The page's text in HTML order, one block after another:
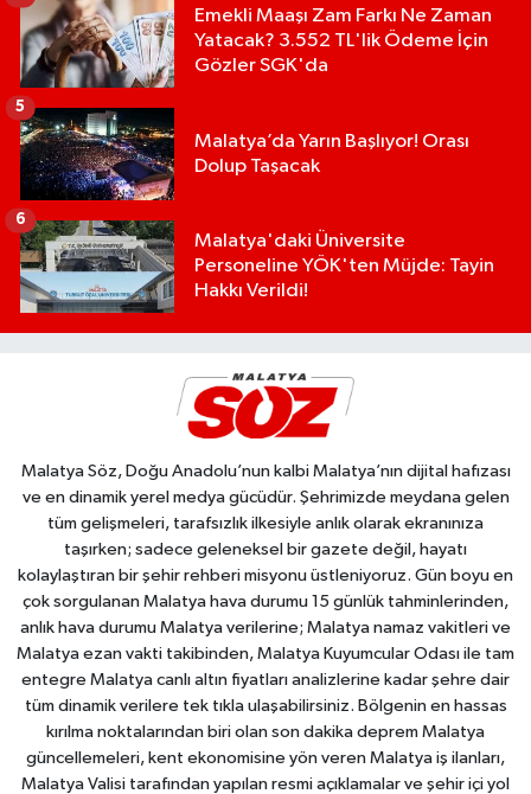
Emekli Maaşı Zam Farkı Ne Zaman
Yatacak? 3.552 TL'lik Ödeme İçin
Gözler SGK'da
Malatya’da Yarın Başlıyor! Orası
Dolup Taşacak
5
Malatya'daki Üniversite
Personeline YÖK'ten Müjde: Tayin
Hakkı Verildi!
6
Malatya Söz, Doğu Anadolu’nun kalbi Malatya’nın dijital hafızası
ve en dinamik yerel medya gücüdür. Şehrimizde meydana gelen
tüm gelişmeleri, tarafsızlık ilkesiyle anlık olarak ekranınıza
taşırken; sadece geleneksel bir gazete değil, hayatı
kolaylaştıran bir şehir rehberi misyonu üstleniyoruz. Gün boyu en
çok sorgulanan Malatya hava durumu 15 günlük tahminlerinden,
anlık hava durumu Malatya verilerine; Malatya namaz vakitleri ve
Malatya ezan vakti takibinden, Malatya Kuyumcular Odası ile tam
entegre Malatya canlı altın fiyatları analizlerine kadar şehre dair
tüm dinamik verilere tek tıkla ulaşabilirsiniz. Bölgenin en hassas
kırılma noktalarından biri olan son dakika deprem Malatya
güncellemeleri, kent ekonomisine yön veren Malatya iş ilanları,
Malatya Valisi tarafından yapılan resmi açıklamalar ve şehir içi yol